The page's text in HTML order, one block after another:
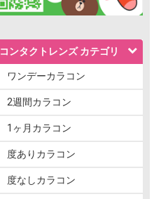
コンタクトレンズ カテゴリ
ワンデーカラコン
2週間カラコン
1ヶ月カラコン
度ありカラコン
度なしカラコン